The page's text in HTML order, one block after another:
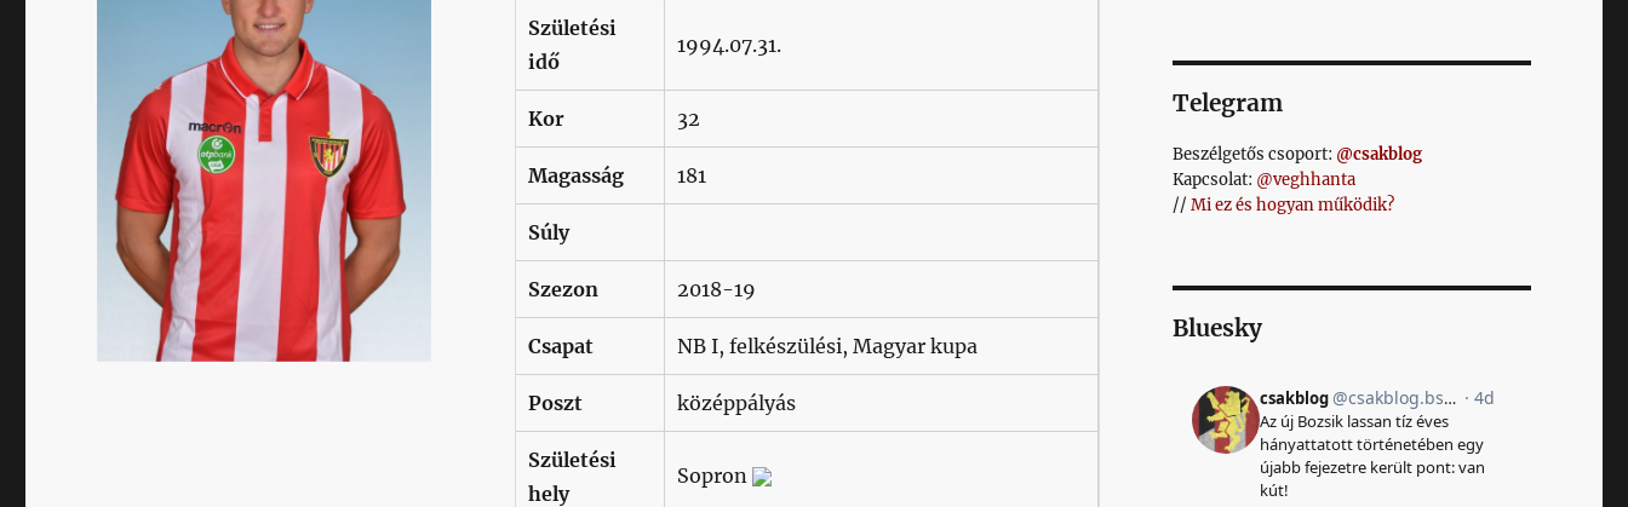
Születési
idő
1994.07.31.
Kor 32
Magasság 181
Súly
Szezon 2018-19
Csapat NB I, felkészülési, Magyar kupa
Poszt középpályás
Születési
hely
Sopron
Telegram
Beszélgetős csoport: @csakblog
Kapcsolat: @veghhanta
// Mi ez és hogyan működik?
Bluesky